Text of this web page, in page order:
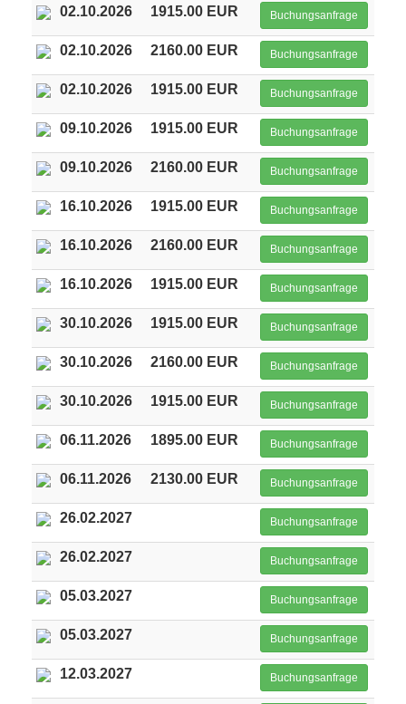
02.10.2026 1915.00 EUR Buchungsanfrage
02.10.2026 2160.00 EUR Buchungsanfrage
02.10.2026 1915.00 EUR Buchungsanfrage
09.10.2026 1915.00 EUR Buchungsanfrage
09.10.2026 2160.00 EUR Buchungsanfrage
16.10.2026 1915.00 EUR Buchungsanfrage
16.10.2026 2160.00 EUR Buchungsanfrage
16.10.2026 1915.00 EUR Buchungsanfrage
30.10.2026 1915.00 EUR Buchungsanfrage
30.10.2026 2160.00 EUR Buchungsanfrage
30.10.2026 1915.00 EUR Buchungsanfrage
06.11.2026 1895.00 EUR Buchungsanfrage
06.11.2026 2130.00 EUR Buchungsanfrage
26.02.2027 Buchungsanfrage
26.02.2027 Buchungsanfrage
05.03.2027 Buchungsanfrage
05.03.2027 Buchungsanfrage
12.03.2027 Buchungsanfrage